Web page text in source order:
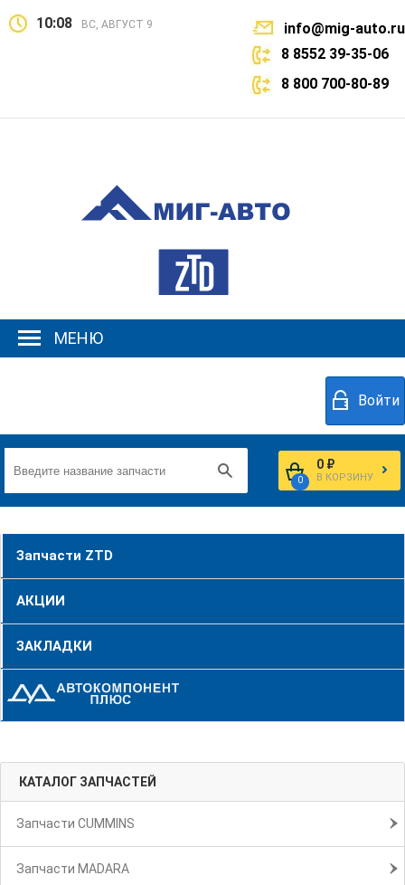
10:08 ВС, АВГУСТ 9
info@mig-auto.ru
8 8552 39-35-06
8 800 700-80-89
МЕНЮ
Войти
0
0 ₽
В КОРЗИНУ
Запчасти ZTD
АКЦИИ
ЗАКЛАДКИ
КАТАЛОГ ЗАПЧАСТЕЙ
Запчасти CUMMINS
Запчасти MADARA